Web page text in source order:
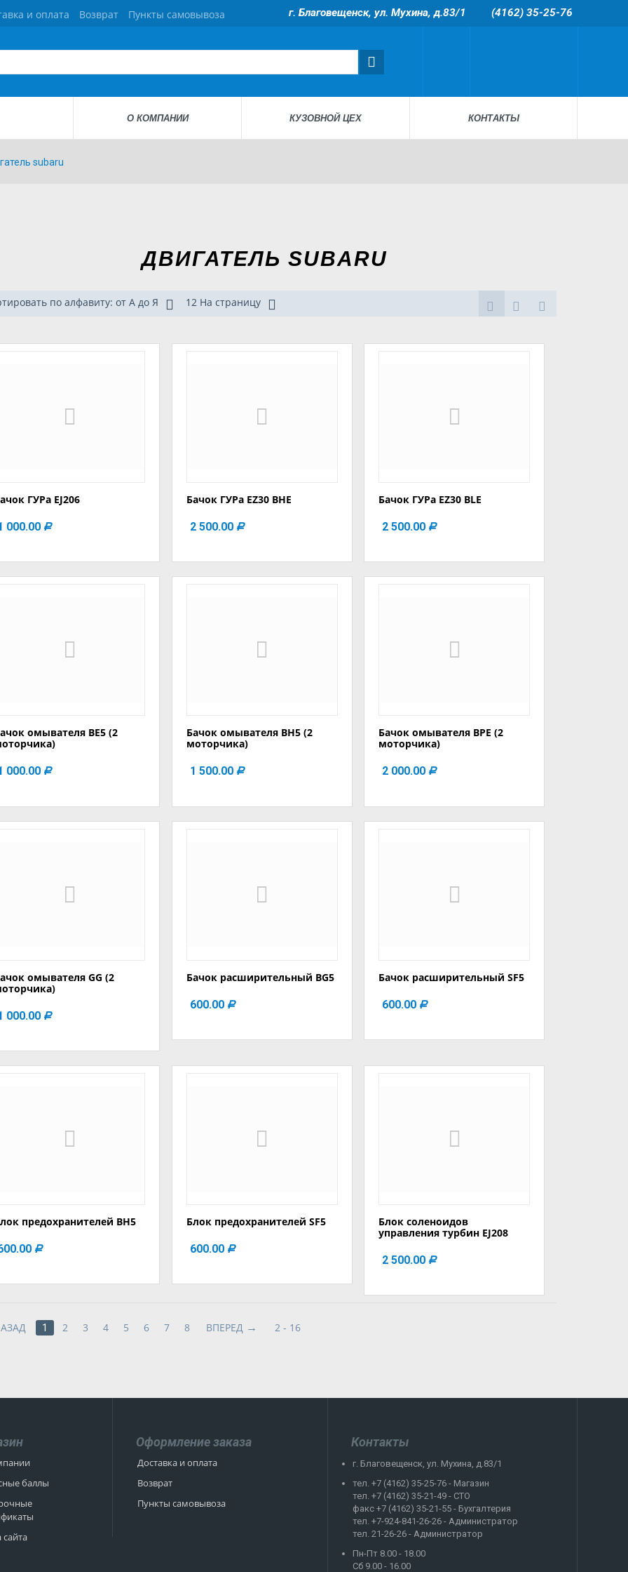
и оплата Возврат Пункты самовывоза г. Благовещенск, ул. Мухина, д.83/1 (4162) 35-25-76
О КОМПАНИИ КУЗОВНОЙ ЦЕХ КОНТАКТЫ
subaru
ДВИГАТЕЛЬ SUBARU
по алфавиту: от А до Я 12 На страницу
ГУРа EJ206
000.00 Р
Бачок ГУРа EZ30 BHE
2 500.00 Р
Бачок ГУРа EZ30 BLE
2 500.00 Р
омывателя BE5 (2
000.00 Р
Бачок омывателя BH5 (2
моторчика)
1 500.00 Р
Бачок омывателя BPE (2
моторчика)
2 000.00 Р
омывателя GG (2
000.00 Р
Бачок расширительный BG5
600.00 Р
Бачок расширительный SF5
600.00 Р
предохранителей BH5
Р
Блок предохранителей SF5
600.00 Р
Блок соленоидов
управления турбин EJ208
2 500.00 Р
1 2 3 4 5 6 7 8 ВПЕРЕД 2 - 16
баллы
сайта
Оформление заказа
Доставка и оплата
Возврат
Пункты самовывоза
Контакты
г. Благовещенск, ул. Мухина, д.83/1
тел. +7 (4162) 35-25-76 - Магазин
тел. +7 (4162) 35-21-49 - СТО
факс +7 (4162) 35-21-55 - Бухгалтерия
тел. +7-924-841-26-26 - Администратор
тел. 21-26-26 - Администратор
Пн-Пт 8.00 - 18.00
Сб 9.00 - 16.00